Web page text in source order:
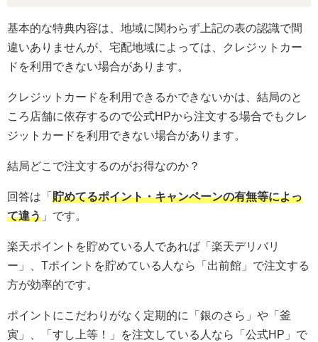
基本的な特典内容は、地域に関わらず上記の表の認識で間
違いありませんが、宅配地域によっては、クレジットカー
ドを利用できない場合があります。
クレジットカードを利用できるかできないかは、結局のと
ころ店舗に依存するので公式HPから注文する場合でもクレ
ジットカードを利用できない場合があります。
結局どこで注文するのがお得なのか？
回答は「 貯めてるポイント・キャンペーンの有無等によっ
て違う 」です。
楽天ポイントを貯めている人であれば「楽天デリバリ
ー」、Tポイントを貯めている人なら「出前館」で注文する
方が効率的です。
ポイントにこだわりがなく定期的に「銀のさら」や「釜
寅」、「すし上等！」を注文している人なら「公式HP」で